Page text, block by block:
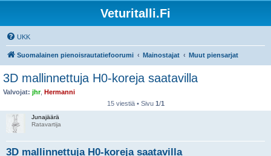
Veturitalli.Fi
UKK
Suomalainen pienoisrautatiefoorumi Mainostajat Muut piensarjat
3D mallinnettuja H0-koreja saatavilla
Valvojat: jhr, Hermanni
15 viestiä • Sivu 1/1
Junajäärä
Ratavartija
3D mallinnettuja H0-koreja saatavilla